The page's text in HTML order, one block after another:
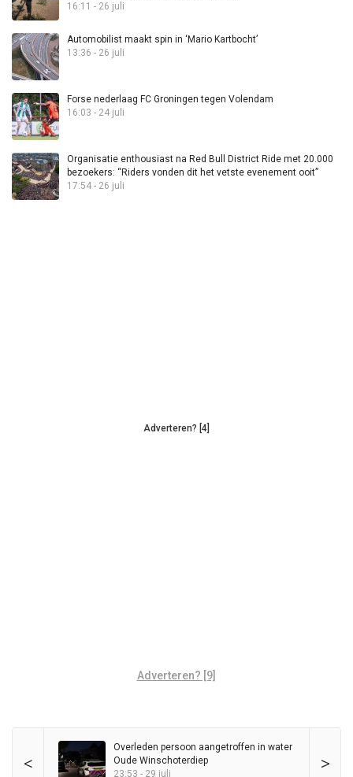
16:11 - 26 juli
Automobilist maakt spin in ‘Mario Kartbocht’
13:36 - 26 juli
Forse nederlaag FC Groningen tegen Volendam
16:03 - 24 juli
Organisatie enthousiast na Red Bull District Ride met 20.000
bezoekers: “Riders vonden dit het vetste evenement ooit”
17:54 - 26 juli
Adverteren? [4]
Adverteren? [9]
< >
Overleden persoon aangetroffen in water
Oude Winschoterdiep
23:53 - 29 juli